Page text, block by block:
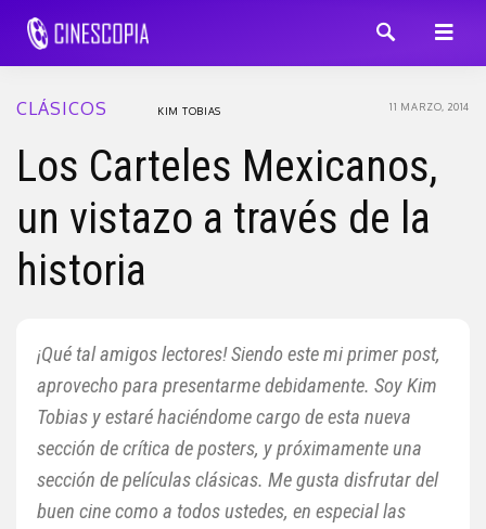
CLÁSICOS 11 MARZO, 2014
KIM TOBIAS
Los Carteles Mexicanos,
un vistazo a través de la
historia
¡Qué tal amigos lectores! Siendo este mi primer post,
aprovecho para presentarme debidamente. Soy Kim
Tobias y estaré haciéndome cargo de esta nueva
sección de crítica de posters, y próximamente una
sección de películas clásicas. Me gusta disfrutar del
buen cine como a todos ustedes, en especial las